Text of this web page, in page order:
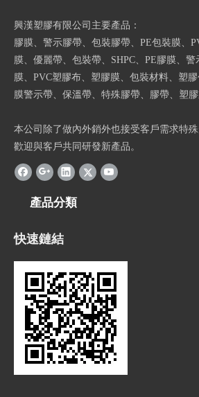
興漢塑膠有限公司主要產品：
膠膜、警示膠帶、包裝膠帶、PE包裝膜、
膜、優麗帶、包裝帶、SHPC、PE膠膜、警
膜、PVC塑膠布、塑膠膜、包裝材料、塑
膜警示帶、保溫帶、特殊膠帶、膠帶、塑膠
本公司除了做內外銷外也接受客戶需求特
歡迎與客戶共同研發新產品。
產品分類
快速鏈結